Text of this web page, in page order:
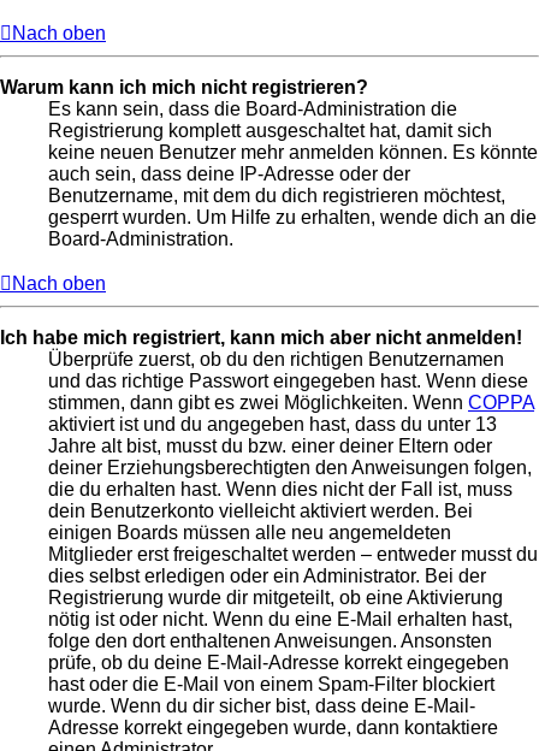
Nach oben
Warum kann ich mich nicht registrieren?
Es kann sein, dass die Board-Administration die
Registrierung komplett ausgeschaltet hat, damit sich
keine neuen Benutzer mehr anmelden können. Es könnte
auch sein, dass deine IP-Adresse oder der
Benutzername, mit dem du dich registrieren möchtest,
gesperrt wurden. Um Hilfe zu erhalten, wende dich an die
Board-Administration.
Nach oben
Ich habe mich registriert, kann mich aber nicht anmelden!
Überprüfe zuerst, ob du den richtigen Benutzernamen
und das richtige Passwort eingegeben hast. Wenn diese
stimmen, dann gibt es zwei Möglichkeiten. Wenn COPPA
aktiviert ist und du angegeben hast, dass du unter 13
Jahre alt bist, musst du bzw. einer deiner Eltern oder
deiner Erziehungsberechtigten den Anweisungen folgen,
die du erhalten hast. Wenn dies nicht der Fall ist, muss
dein Benutzerkonto vielleicht aktiviert werden. Bei
einigen Boards müssen alle neu angemeldeten
Mitglieder erst freigeschaltet werden – entweder musst du
dies selbst erledigen oder ein Administrator. Bei der
Registrierung wurde dir mitgeteilt, ob eine Aktivierung
nötig ist oder nicht. Wenn du eine E-Mail erhalten hast,
folge den dort enthaltenen Anweisungen. Ansonsten
prüfe, ob du deine E-Mail-Adresse korrekt eingegeben
hast oder die E-Mail von einem Spam-Filter blockiert
wurde. Wenn du dir sicher bist, dass deine E-Mail-
Adresse korrekt eingegeben wurde, dann kontaktiere